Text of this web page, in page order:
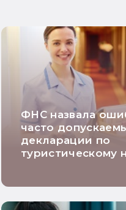
ФНС назвала
часто
декларации по
туристическому